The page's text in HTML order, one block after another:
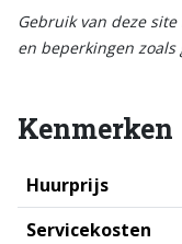
Gebruik van deze
en beperkingen
Kenmerken
Huurprijs
Servicekosten